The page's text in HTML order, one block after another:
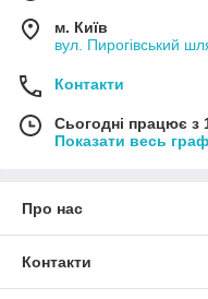
м. Київ
вул. Пирогівський
Контакти
Сьогодні працює з
Показати весь
Про нас
Контакти